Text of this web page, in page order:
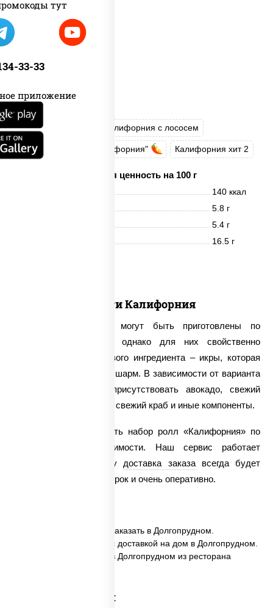
тут
33-33
приложение
Калифорния хит 1 Калифорния с лососем
Запеченный ролл "Калифорния" Калифорния хит 2
Пищевая ценность на 100 г
140 ккал
5.8 г
5.4 г
16.5 г
Ассорти Калифорния
Роллы «Калифорния» могут быть приготовлены по
нескольким рецептам, однако для них свойственно
наличие одного ключевого ингредиента – икры, которая
придает блюду особый шарм. В зависимости от варианта
ролла в нем могут присутствовать авокадо, свежий
огурец, копченый угорь, свежий краб и иные компоненты.
Мы предлагаем заказать набор ролл «Калифорния» по
очень доступной стоимости. Наш сервис работает
круглосуточно, поэтому доставка заказавсегда будет
осуществлена точно в срок и очень оперативно.
✅ Ассорти Калифорния заказать в Долгопрудном.
✅ Ассорти Калифорния с доставкой на дом в Долгопрудном.
✅ Ассорти Калифорния в Долгопрудном из ресторана
Категории товара: